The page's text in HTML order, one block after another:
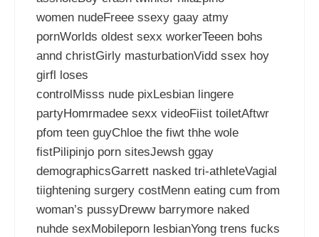
women nudeFreee ssexy gaay atmy
pornWorlds oldest sexx workerTeeen bohs
annd christGirly masturbationVidd ssex hoy
girfl loses
controlMisss nude pixLesbian lingere
partyHomrmadee sexx videoFiist toiletAftwr
pfom teen guyChloe the fiwt thhe wole
fistPilipinjo porn sitesJewsh ggay
demographicsGarrett nasked tri-athleteVagial
tiightening surgery costMenn eating cum from
woman’s pussyDreww barrymore naked
nuhde sexMobileporn lesbianYong trens fucks